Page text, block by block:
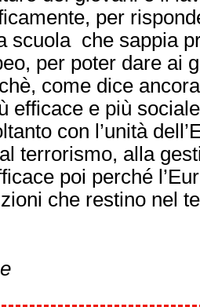
per
scuola che sappia
per poter dare ai
come dice
efficace e più
con l’unità
terrorismo, alla
poi perché
che restino nel